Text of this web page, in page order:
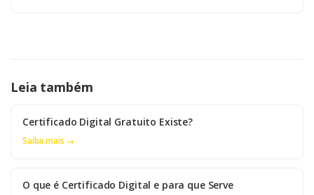
Leia também
Certificado Digital Gratuito Existe?
Saiba mais →
O que é Certificado Digital e para que Serve